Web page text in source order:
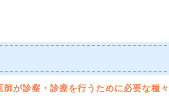
師が診察・診療を行うために必要な種々